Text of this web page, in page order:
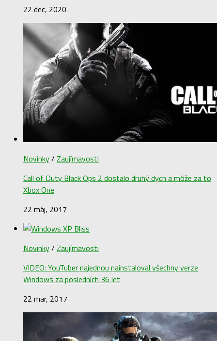
22 dec, 2020
Novinky/ Zaujímavosti
Call of Duty Black Ops 2 dostalo druhý dych a môže za to
Xbox One
22 máj, 2017
Novinky/ Zaujímavosti
VIDEO: YouTuber najednou nainstaloval všechny verze
Windows za posledních 36 let
22 mar, 2017